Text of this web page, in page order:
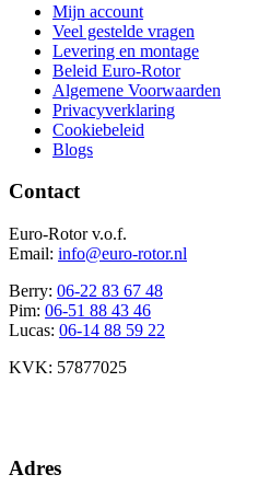
Mijn account
Veel gestelde vragen
Levering en montage
Beleid Euro-Rotor
Algemene Voorwaarden
Privacyverklaring
Cookiebeleid
Blogs
Contact
Euro-Rotor v.o.f.
Email: info@euro-rotor.nl
Berry: 06-22 83 67 48
Pim: 06-51 88 43 46
Lucas: 06-14 88 59 22
KVK: 57877025
Adres